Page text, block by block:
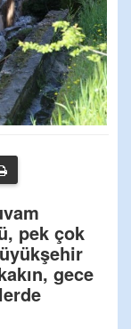
pek çok
gece